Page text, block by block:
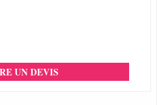
UN DEVIS